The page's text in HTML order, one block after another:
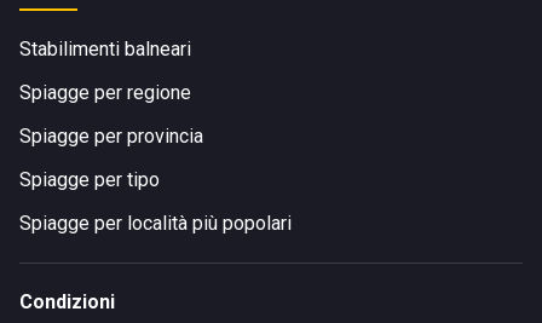
Stabilimenti balneari
Spiagge per regione
Spiagge per provincia
Spiagge per tipo
Spiagge per località più popolari
Condizioni